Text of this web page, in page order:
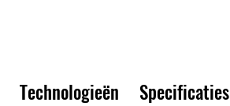
Technologieën Specificaties